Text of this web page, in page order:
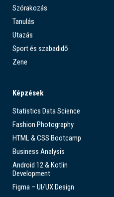
Szórakozás
Tanulás
Utazás
Sport és szabadidő
Zene
Képzések
Statistics Data Science
Fashion Photography
HTML & CSS Bootcamp
Business Analysis
Android 12 & Kotlin
Development
Figma – UI/UX Design